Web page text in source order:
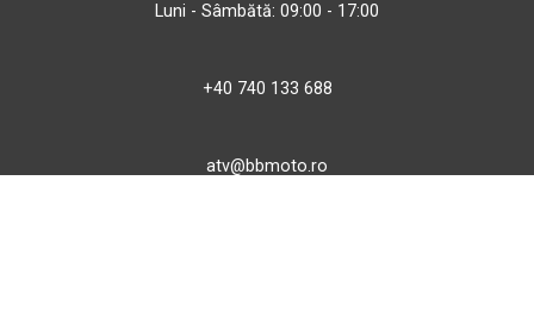
Luni - Sâmbătă: 09:00 - 17:00
+40 740 133 688
atv@bbmoto.ro